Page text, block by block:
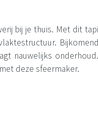
bij je thuis. Met dit
nauwelijks
deze sfeermaker.